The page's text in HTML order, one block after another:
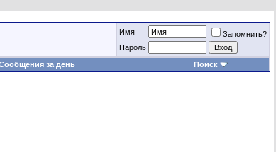
Имя
Запомнить?
Пароль
за день Поиск